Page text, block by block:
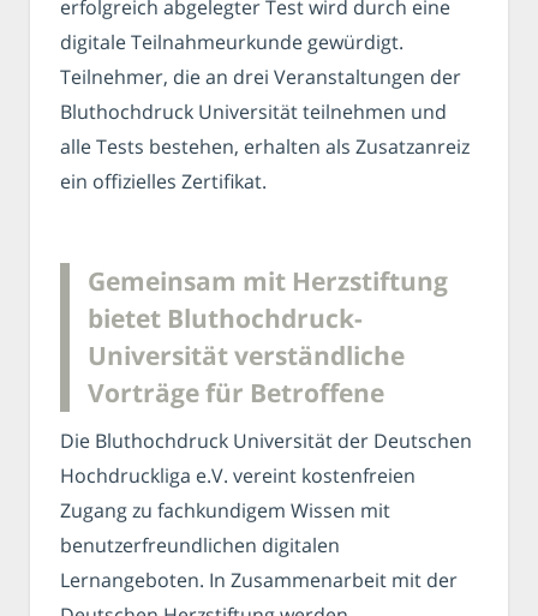
erfolgreich abgelegter Test wird durch eine
digitale Teilnahmeurkunde gewürdigt.
Teilnehmer, die an drei Veranstaltungen der
Bluthochdruck Universität teilnehmen und
alle Tests bestehen, erhalten als Zusatzanreiz
ein offizielles Zertifikat.
Gemeinsam mit Herzstiftung
bietet Bluthochdruck-
Universität verständliche
Vorträge für Betroffene
Die Bluthochdruck Universität der Deutschen
Hochdruckliga e.V. vereint kostenfreien
Zugang zu fachkundigem Wissen mit
benutzerfreundlichen digitalen
Lernangeboten. In Zusammenarbeit mit der